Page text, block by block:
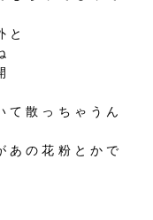
と
て散っちゃうん
あの花粉とかで